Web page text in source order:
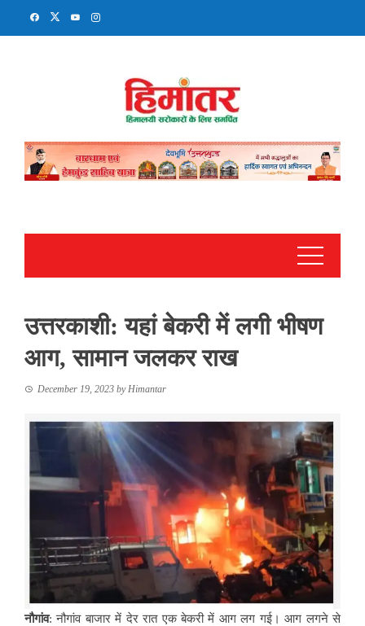
उत्तरकाशी: यहां बेकरी में लगी भीषण
आग, सामान जलकर राख
December 19, 2023 byHimantar
नौगांव: नौगांव बाजार में देर रात एक बेकरी में आग लग गई। आग लगने से